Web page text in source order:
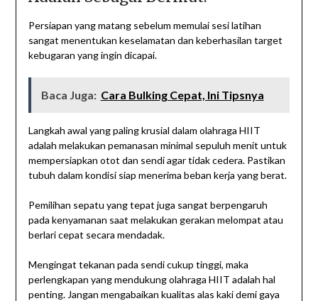
Persiapan yang matang sebelum memulai sesi latihan
sangat menentukan keselamatan dan keberhasilan target
kebugaran yang ingin dicapai.
Baca Juga: Cara Bulking Cepat, Ini Tipsnya
Langkah awal yang paling krusial dalam olahraga HIIT
adalah melakukan pemanasan minimal sepuluh menit untuk
mempersiapkan otot dan sendi agar tidak cedera. Pastikan
tubuh dalam kondisi siap menerima beban kerja yang berat.
Pemilihan sepatu yang tepat juga sangat berpengaruh
pada kenyamanan saat melakukan gerakan melompat atau
berlari cepat secara mendadak.
Mengingat tekanan pada sendi cukup tinggi, maka
perlengkapan yang mendukung olahraga HIIT adalah hal
penting. Jangan mengabaikan kualitas alas kaki demi gaya